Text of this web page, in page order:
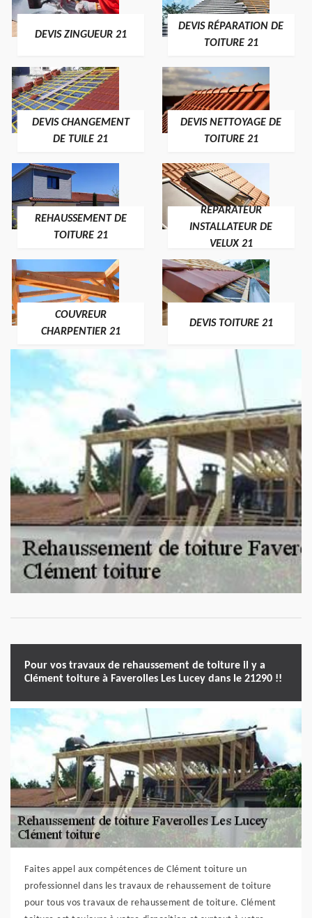
DEVIS ZINGUEUR 21
DEVIS RÉPARATION DE
TOITURE 21
DEVIS CHANGEMENT
DE TUILE 21
DEVIS NETTOYAGE DE
TOITURE 21
REHAUSSEMENT DE
TOITURE 21
RÉPARATEUR
INSTALLATEUR DE
VELUX 21
COUVREUR
CHARPENTIER 21
DEVIS TOITURE 21
Pour vos travaux de rehaussement de toiture il y a
Clément toiture à Faverolles Les Lucey dans le 21290 !!
Faites appel aux compétences de Clément toiture un
professionnel dans les travaux de rehaussement de toiture
pour tous vos travaux de rehaussement de toiture. Clément